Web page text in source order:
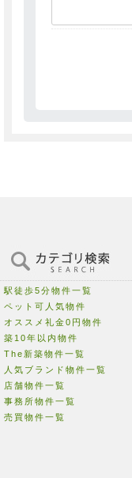
駅徒歩5分物件一覧
ペット可人気物件
オススメ礼金0円物件
築10年以内物件
The新築物件一覧
人気ブランド物件一覧
店舗物件一覧
事務所物件一覧
売買物件一覧